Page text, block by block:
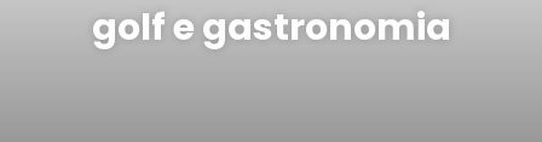
golf e gastronomia